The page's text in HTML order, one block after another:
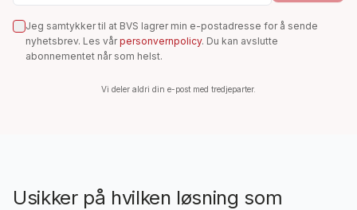
Jeg samtykker til at BVS lagrer min e-postadresse for å sende
nyhetsbrev. Les vår personvernpolicy. Du kan avslutte
abonnementet når som helst.
Vi deler aldri din e-post med tredjeparter.
Usikker på hvilken løsning som